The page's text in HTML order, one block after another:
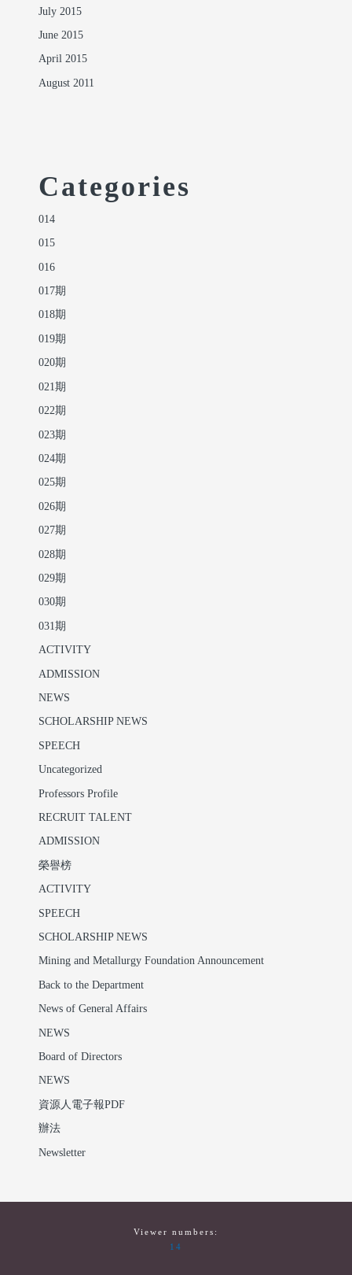
July 2015
June 2015
April 2015
August 2011
Categories
014
015
016
017期
018期
019期
020期
021期
022期
023期
024期
025期
026期
027期
028期
029期
030期
031期
ACTIVITY
ADMISSION
NEWS
SCHOLARSHIP NEWS
SPEECH
Uncategorized
Professors Profile
RECRUIT TALENT
ADMISSION
榮譽榜
ACTIVITY
SPEECH
SCHOLARSHIP NEWS
Mining and Metallurgy Foundation Announcement
Back to the Department
News of General Affairs
NEWS
Board of Directors
NEWS
資源人電子報PDF
辦法
Newsletter
Viewer numbers:
14